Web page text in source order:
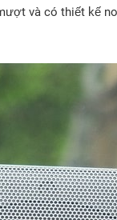
và có thiết kế